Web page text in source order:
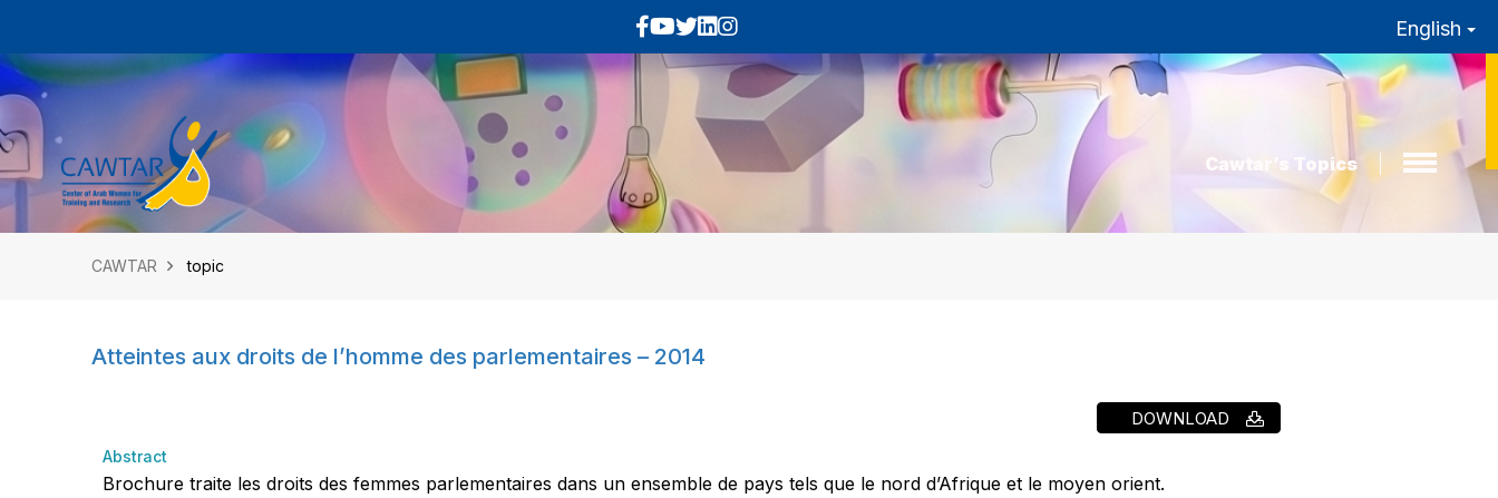
English
Cawtar’s Topics
CAWTAR topic
Atteintes aux droits de l’homme des parlementaires – 2014
DOWNLOAD
Abstract
Brochure traite les droits des femmes parlementaires dans un ensemble de pays tels que le nord d’Afrique et le moyen orient.